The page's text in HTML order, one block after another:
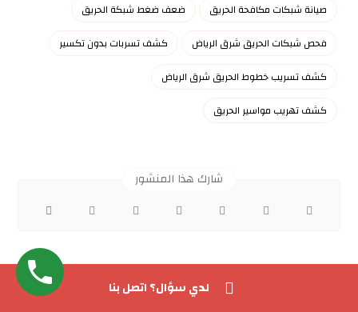
صيانة شبكات مكافحة الحريق
ضعف ضغط شبكة الحريق
فحص شبكات الحريق شرق الرياض
كشف تسربات بدون تكسير
كشف تسريب خطوط الحريق شرق الرياض
كشف تهريب مواسير الحريق
لدي سؤال؟ اتصل بنا